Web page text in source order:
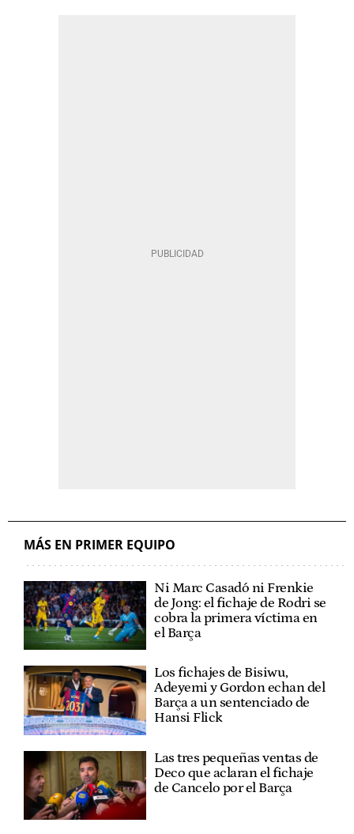
MÁS EN PRIMER EQUIPO
Ni Marc Casadó ni Frenkie
de Jong: el fichaje de Rodri se
cobra la primera víctima en
el Barça
Los fichajes de Bisiwu,
Adeyemi y Gordon echan del
Barça a un sentenciado de
Hansi Flick
Las tres pequeñas ventas de
Deco que aclaran el fichaje
de Cancelo por el Barça